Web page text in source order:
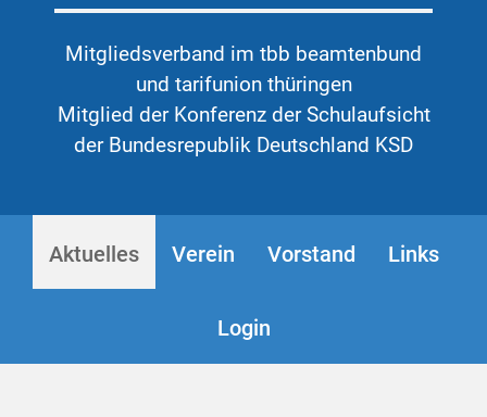
Mitgliedsverband im tbb beamtenbund
und tarifunion thüringen
Mitglied der Konferenz der Schulaufsicht
der Bundesrepublik Deutschland KSD
Aktuelles Verein Vorstand Links
Login